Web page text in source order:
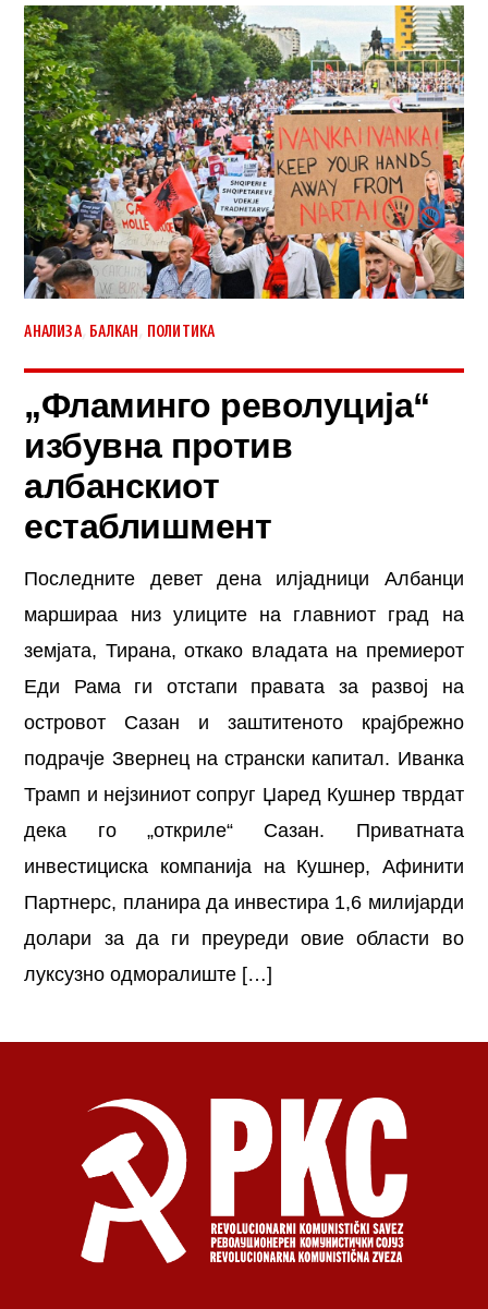
АНАЛИЗА, БАЛКАН ПОЛИТИКА
„Фламинго револуција“
избувна против
албанскиот
естаблишмент
Последните девет дена илјадници Албанци
маршираа низ улиците на главниот град на
земјата, Тирана, откако владата на премиерот
Еди Рама ги отстапи правата за развој на
островот Сазан и заштитеното крајбрежно
подрачје Звернец на странски капитал. Иванка
Трамп и нејзиниот сопруг Џаред Кушнер тврдат
дека го „откриле“ Сазан. Приватната
инвестициска компанија на Кушнер, Афинити
Партнерс, планира да инвестира 1,6 милијарди
долари за да ги преуреди овие области во
луксузно одморалиште […]